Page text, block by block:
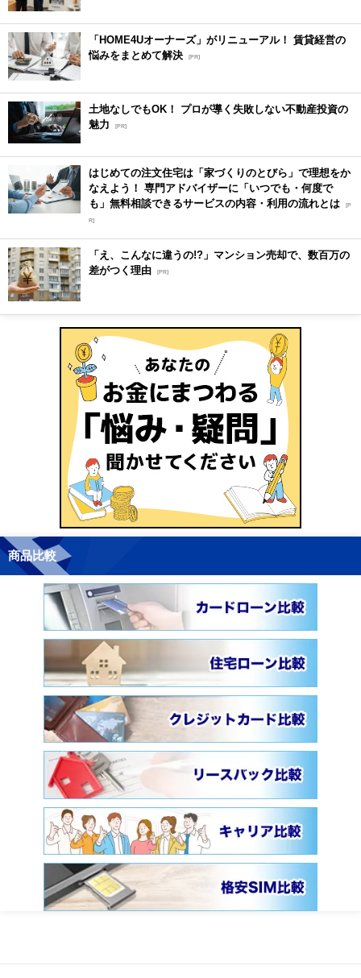
「HOME4Uオーナーズ」がリニューアル！ 賃貸経営の
悩みをまとめて解決 [PR]
土地なしでもOK！ プロが導く失敗しない不動産投資の
魅力
[PR]
はじめての注文住宅は「家づくりのとびら」で理想をか
なえよう！ 専門アドバイザーに「いつでも・何度で
も」無料相談できるサービスの内容・利用の流れとは [P
R]
「え、こんなに違うの!?」マンション売却で、数百万の
差がつく理由 [PR]
商品比較